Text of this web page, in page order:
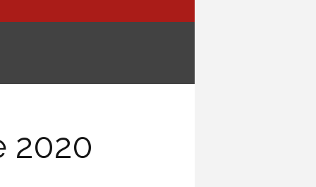
2020